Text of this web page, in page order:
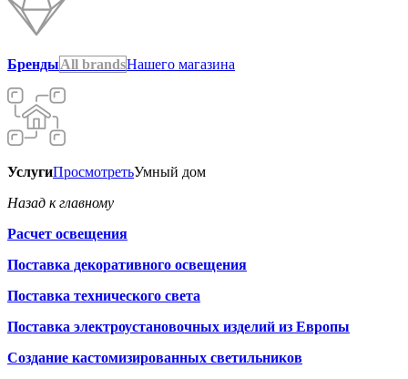
БрендыAll brandsНашего магазина
УслугиПросмотретьУмный дом
Назад к главному
Расчет освещения
Поставка декоративного освещения
Поставка технического света
Поставка электроустановочных изделий из Европы
Создание кастомизированных светильников